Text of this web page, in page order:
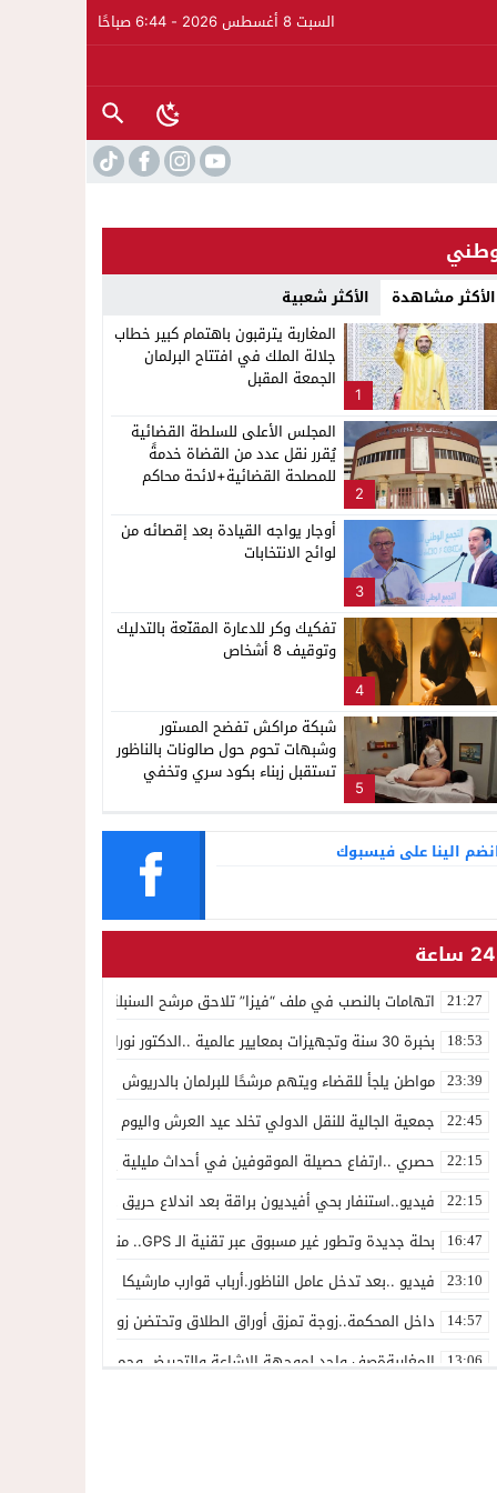
السبت 8 أغسطس 2026 - 6:44 صباحًا
والتحريض وحملات التضليل
الأكثر مشاهدة الأكثر شعبية
1
المغاربة يترقبون باهتمام كبير خطاب
جلالة الملك في افتتاح البرلمان
الجمعة المقبل
2
المجلس الأعلى للسلطة القضائية
يُقرر نقل عدد من القضاة خدمةً
للمصلحة القضائية+لائحة محاكم
3
أوجار يواجه القيادة بعد إقصائه من
لوائح الانتخابات
4
تفكيك وكر للدعارة المقنّعة بالتدليك
وتوقيف 8 أشخاص
5
شبكة مراكش تفضح المستور
وشبهات تحوم حول صالونات بالناظور
تستقبل زبناء بكود سري وتخفي
الينا على فيسبوك
24 ساعة
21:27 اتهامات بالنصب في ملف “فيزا” تلاحق مرشح السنبلة بالدريوش..
18:53 بخبرة 30 سنة وتجهيزات بمعايير عالمية ..الدكتور نورالدين صبار يفتتح عيادته المتخصصة في جراحة العظام بالناظور
23:39 مواطن يلجأ للقضاء ويتهم مرشحًا للبرلمان بالدريوش بالاستيلاء على 22 مليون سنتيم
22:45 جمعية الجالية للنقل الدولي تخلد عيد العرش واليوم الوطني للمهاجر
22:15 حصري ..ارتفاع حصيلة الموقوفين في أحداث مليلية إلى 82 شخصًا وتحقيقات تقود إلى متابعات جنائية ثقيلة
22:15 فيديو..استنفار بحي أفيديون براقة بعد اندلاع حريق داخل ضيعة فلاحية
16:47 بحلة جديدة وتطور غير مسبوق عبر تقنية الـ GPS.. منصة “مرحباناظور” تعزز مكانتها كوجهة أولى لسكان إقليمي الناظور والدريوش
23:10 فيديو ..بعد تدخل عامل الناظور.أرباب قوارب مارشيكا يعلقون احتجاجهم
14:57 داخل المحكمة..زوجة تمزق أوراق الطلاق وتحتضن زوجها في لحظة
13:06 المغاربةةصف واحد لموجهة الإشاعة والتحريض وحملات التضليل